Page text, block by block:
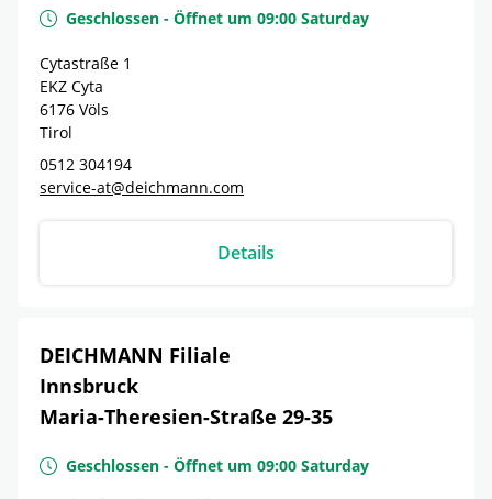
Geschlossen - Öffnet um 09:00 Saturday
Cytastraße 1
EKZ Cyta
6176 Völs
Tirol
0512 304194
service-at@deichmann.com
Details
DEICHMANN Filiale
Innsbruck
Maria-Theresien-Straße 29-35
Geschlossen - Öffnet um 09:00 Saturday